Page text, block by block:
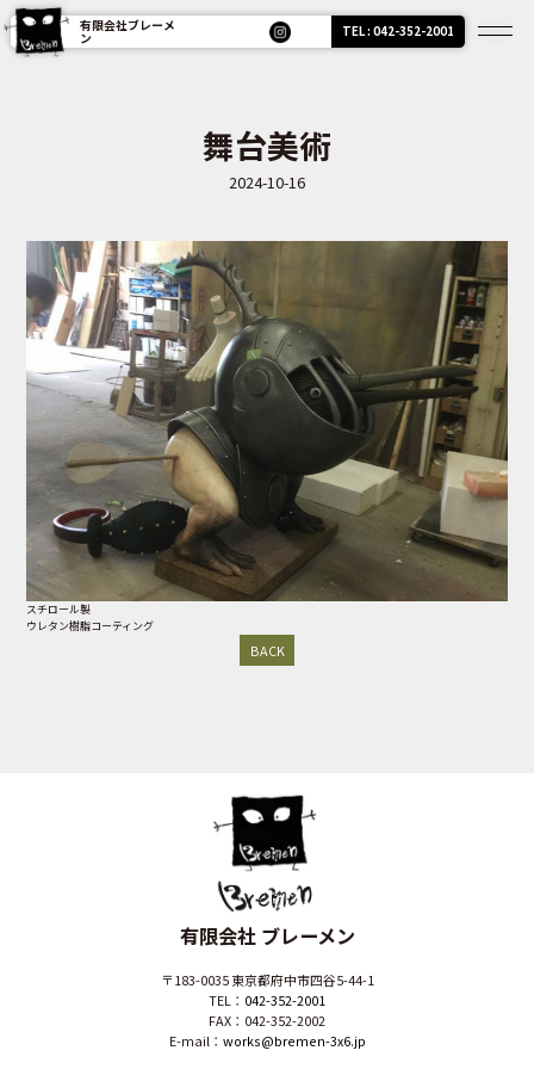
有限会社ブレーメ
ン TEL : 042-352-2001
舞台美術
2024-10-16
スチロール製
ウレタン樹脂コーティング
BACK
有限会社 ブレーメン
〒183-0035 東京都府中市四谷5-44-1
TEL： 042-352-2001
FAX：042-352-2002
E-mail： works@bremen-3x6.jp